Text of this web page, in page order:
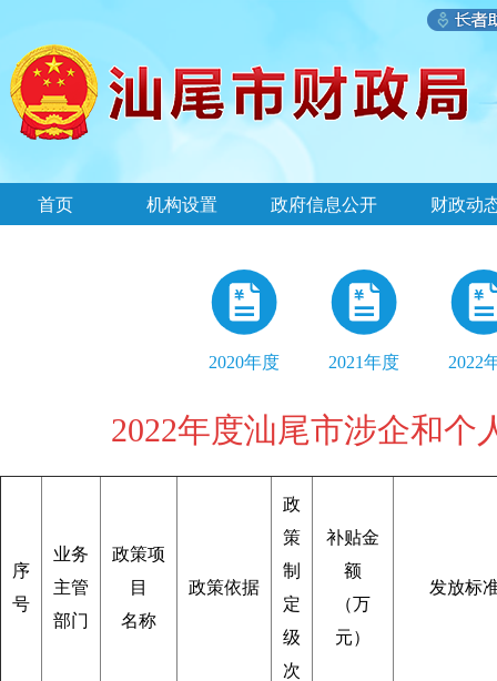
首页 机构设置 政府信息公开 财政动
2020年度 2021年度 2022
2022年度汕尾市涉企和
序
号
业务
主管
部门
政策项
目
名称
政策依据
政
策
制
定
级
次
补贴金
额
（万
元）
发放标